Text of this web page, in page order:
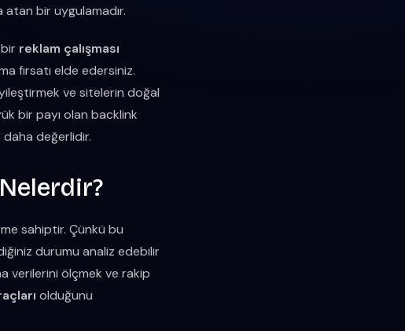
atan bir uygulamadır.
reklam çalışması
fırsatı elde edersiniz.
ve sitelerin doğal
bir payı olan backlink
daha değerlidir.
sahiptir. Çünkü bu
durumu analiz edebilir
verilerini ölçmek ve rakip
olduğunu